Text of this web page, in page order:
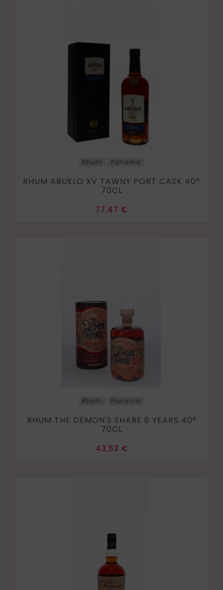
Rhum Panama
RHUM ABUELO XV TAWNY PORT CASK 40°
70CL
Prix
77,47 €
Rhum Panama
RHUM THE DEMON'S SHARE 6 YEARS 40°
70CL
Prix
43,53 €